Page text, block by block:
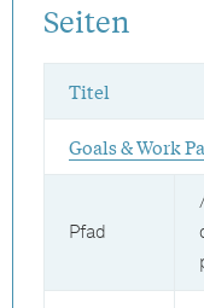
Seiten
Titel
Goals & Work
Pfad